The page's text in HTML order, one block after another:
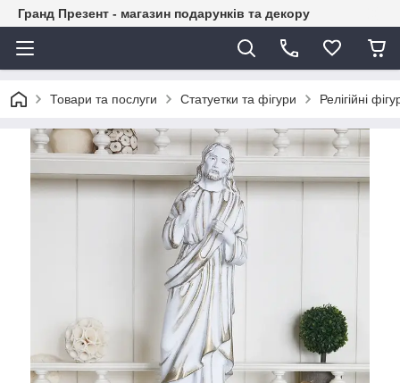
Гранд Презент - магазин подарунків та декору
Товари та послуги Статуетки та фігури Релігійні